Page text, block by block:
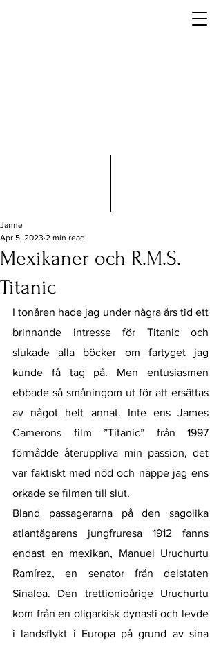
Mexikaner och R.M.S.
Titanic
Janne
Apr 5, 2023 2 min read
I tonåren hade jag under några års tid ett
brinnande intresse för Titanic och
slukade alla böcker om fartyget jag
kunde få tag på. Men entusiasmen
ebbade så småningom ut för att ersättas
av något helt annat. Inte ens James
Camerons film ”Titanic” från 1997
förmådde återuppliva min passion, det
var faktiskt med nöd och näppe jag ens
orkade se filmen till slut.
Bland passagerarna på den sagolika
atlantågarens jungfruresa 1912 fanns
endast en mexikan, Manuel Uruchurtu
Ramírez, en senator från delstaten
Sinaloa. Den trettionioårige Uruchurtu
kom från en oligarkisk dynasti och levde
i landsflykt i Europa på grund av sina